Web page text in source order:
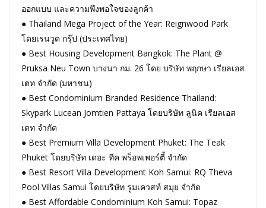
ออกแบบ และความพึงพอใจของลูกค้า
● Thailand Mega Project of the Year: Reignwood Park
โดยเรนวูด กรุ๊ป (ประเทศไทย)
● Best Housing Development Bangkok: The Plant @
Pruksa Neu Town บางนา กม. 26 โดย บริษัท พฤกษา เรียลเอส
เตท จำกัด (มหาชน)
● Best Condominium Branded Residence Thailand:
Skypark Lucean Jomtien Pattaya โดยบริษัท ลูนิค เรียลเอส
เตท จำกัด
● Best Premium Villa Development Phuket: The Teak
Phuket โดยบริษัท เดอะ ทีค พร็อพเพอร์ตี้ จำกัด
● Best Resort Villa Development Koh Samui: RQ Theva
Pool Villas Samui โดยบริษัท รูมเควสท์ สมุย จำกัด
● Best Affordable Condominium Koh Samui: Topaz